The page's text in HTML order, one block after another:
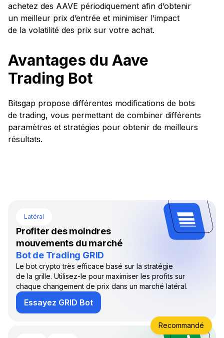
achetez des AAVE périodiquement afin d’obtenir
un meilleur prix d’entrée et minimiser l’impact
de la volatilité des prix sur votre achat.
Avantages du Aave
Trading Bot
Bitsgap propose différentes modifications de bots
de trading, vous permettant de combiner différents
paramètres et stratégies pour obtenir de meilleurs
résultats.
Latéral
Profiter des moindres
mouvements du marché
Bot de Trading GRID
Le bot crypto très efficace basé sur la stratégie
de la grille. Utilisez-le pour maximiser les profits sur
chaque changement de prix dans un marché latéral.
Essayez GRID Bot
Recommandé